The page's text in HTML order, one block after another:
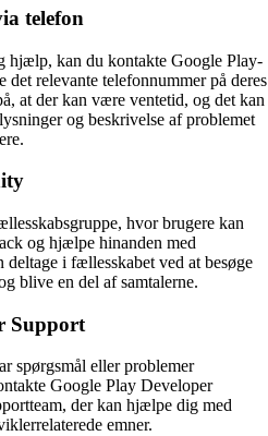
telefon
hjælp, kan du kontakte Google Play-
relevante telefonnummer på deres
at der kan være ventetid, og det kan
og beskrivelse af problemet
hvor brugere kan
og hjælpe hinanden med
i fællesskabet ved at besøge
blive en del af samtalerne.
Support
spørgsmål eller problemer
Google Play Developer
der kan hjælpe dig med
emner.